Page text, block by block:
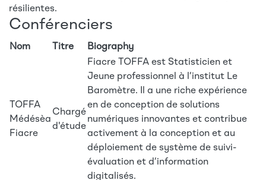
résilientes.
Conférenciers
Nom Titre Biography
TOFFA
Médésèa
Fiacre
Chargé
d'étude
Fiacre TOFFA est Statisticien et
Jeune professionnel à l’institut Le
Baromètre. Il a une riche expérience
en de conception de solutions
numériques innovantes et contribue
activement à la conception et au
déploiement de système de suivi-
évaluation et d’information
digitalisés.